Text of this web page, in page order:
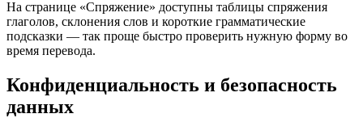
На странице «Спряжение» доступны таблицы спряжения
глаголов, склонения слов и короткие грамматические
подсказки — так проще быстро проверить нужную форму во
время перевода.
Конфиденциальность и безопасность
данных